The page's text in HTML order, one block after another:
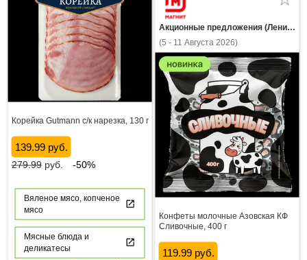
Корейка Gutmann с/к нарезка, 130 г
139.99 руб.
279.99руб. -50%
Вяленое мясо, копченое
мясо
Мясные блюда и
деликатесы
Акционные предложения (Ленинградская область)
(5 - 11 Августа 2026)
Конфеты молочные Азовская КФ
Сливочные, 400 г
119.99 руб.